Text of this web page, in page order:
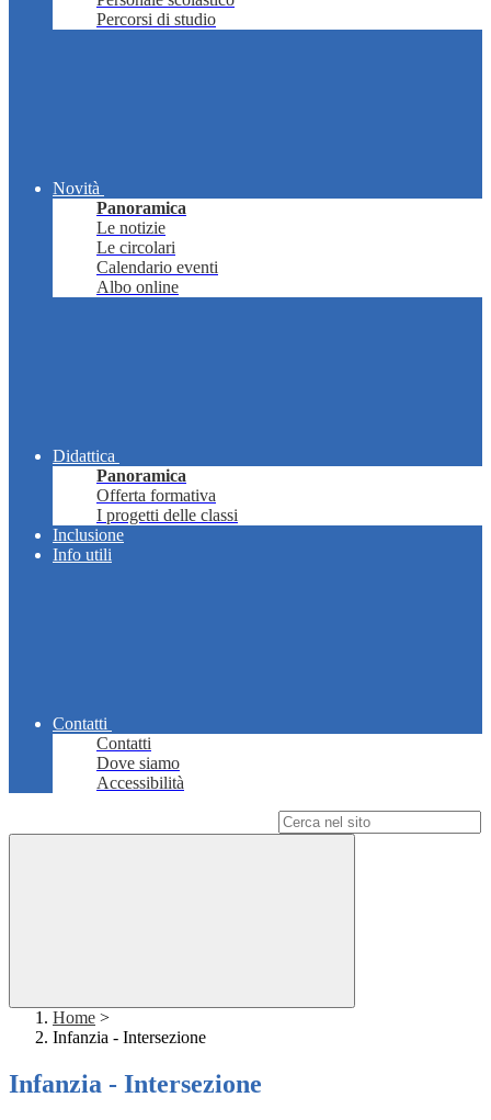
Percorsi di studio
Novità
Panoramica
Le notizie
Le circolari
Calendario eventi
Albo online
Didattica
Panoramica
Offerta formativa
I progetti delle classi
Inclusione
Info utili
Contatti
Contatti
Dove siamo
Accessibilità
Home >
Infanzia - Intersezione
Infanzia - Intersezione